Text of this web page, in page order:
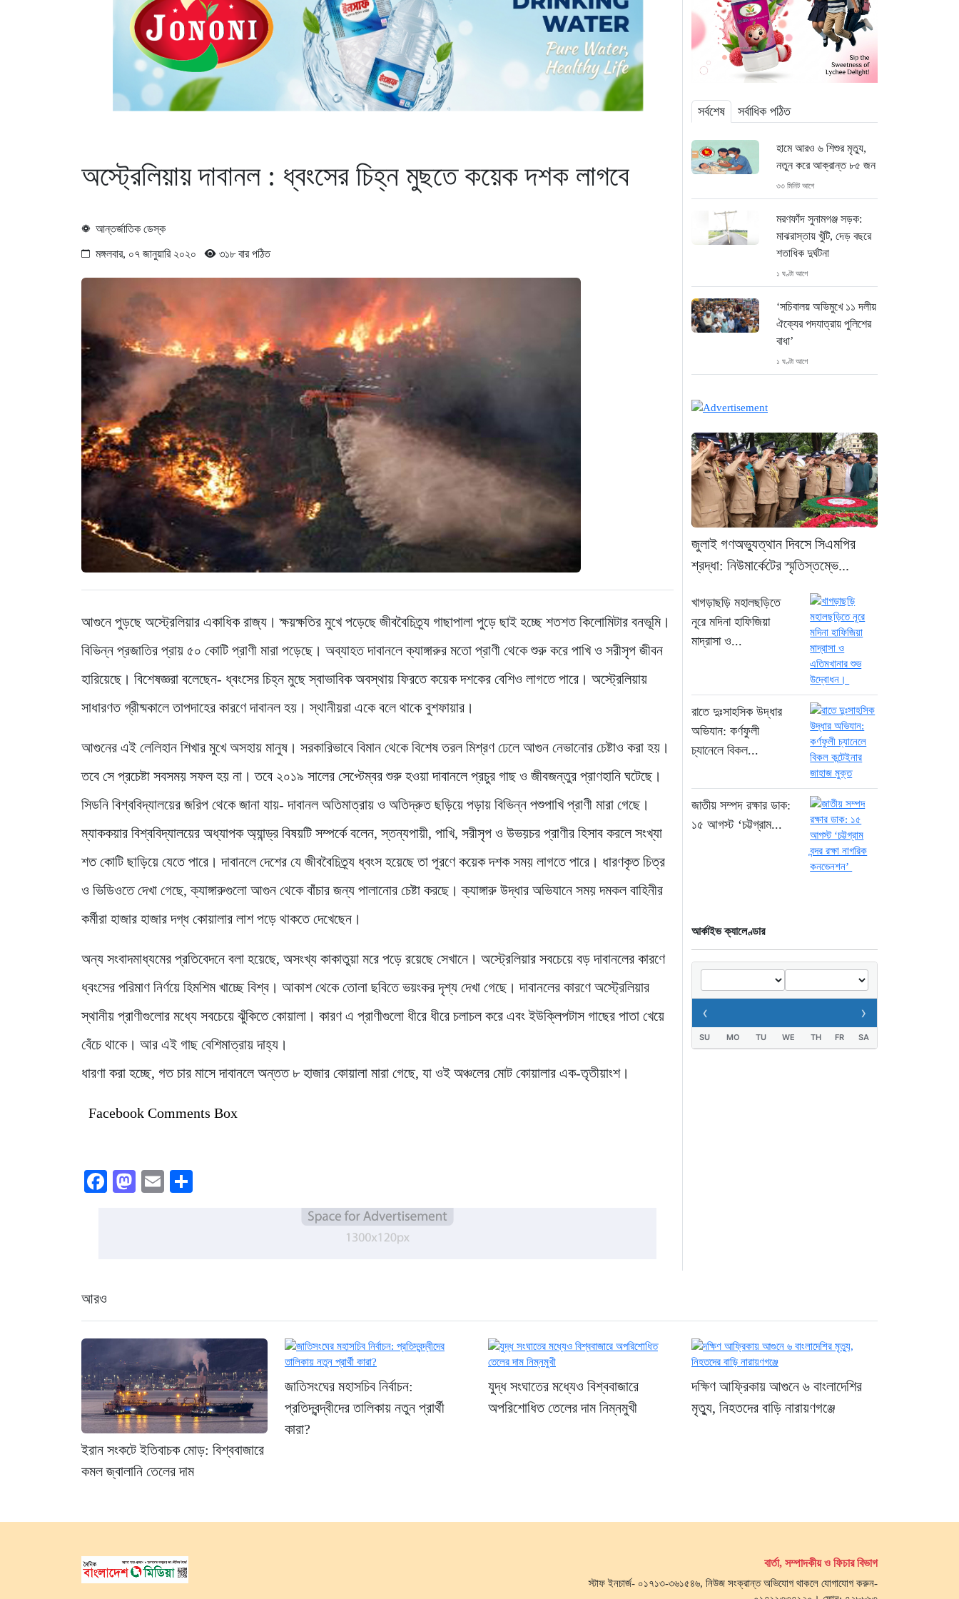
অস্ট্রেলিয়ায় দাবানল : ধ্বংসের চিহ্ন মুছতে কয়েক দশক লাগবে
আন্তর্জাতিক ডেস্ক
মঙ্গলবার, ০৭ জানুয়ারি ২০২০ ৩১৮ বার পঠিত
আগুনে পুড়ছে অস্ট্রেলিয়ার একাধিক রাজ্য। ক্ষয়ক্ষতির মুখে পড়েছে জীববৈচিত্র্য গাছাপালা পুড়ে ছাই হচ্ছে শতশত কিলোমিটার বনভূমি।
বিভিন্ন প্রজাতির প্রায় ৫০ কোটি প্রাণী মারা পড়েছে। অব্যাহত দাবানলে ক্যাঙ্গারুর মতো প্রাণী থেকে শুরু করে পাখি ও সরীসৃপ জীবন
হারিয়েছে। বিশেষজ্ঞরা বলেছেন- ধ্বংসের চিহ্ন মুছে স্বাভাবিক অবস্থায় ফিরতে কয়েক দশকের বেশিও লাগতে পারে। অস্ট্রেলিয়ায়
সাধারণত গ্রীষ্মকালে তাপদাহের কারণে দাবানল হয়। স্থানীয়রা একে বলে থাকে বুশফায়ার।
আগুনের এই লেলিহান শিখার মুখে অসহায় মানুষ। সরকারিভাবে বিমান থেকে বিশেষ তরল মিশ্রণ ঢেলে আগুন নেভানোর চেষ্টাও করা হয়।
তবে সে প্রচেষ্টা সবসময় সফল হয় না। তবে ২০১৯ সালের সেপ্টেম্বর শুরু হওয়া দাবানলে প্রচুর গাছ ও জীবজন্তুর প্রাণহানি ঘটেছে।
সিডনি বিশ্ববিদ্যালয়ের জরিপ থেকে জানা যায়- দাবানল অতিমাত্রায় ও অতিদ্রুত ছড়িয়ে পড়ায় বিভিন্ন পশুপাখি প্রাণী মারা গেছে।
ম্যাককয়ার বিশ্ববিদ্যালয়ের অধ্যাপক অ্যান্ড্র বিষয়টি সম্পর্কে বলেন, স্তন্যপায়ী, পাখি, সরীসৃপ ও উভয়চর প্রাণীর হিসাব করলে সংখ্যা
শত কোটি ছাড়িয়ে যেতে পারে। দাবানলে দেশের যে জীববৈচিত্র্য ধ্বংস হয়েছে তা পূরণে কয়েক দশক সময় লাগতে পারে। ধারণকৃত চিত্র
ও ভিডিওতে দেখা গেছে, ক্যাঙ্গারুগুলো আগুন থেকে বাঁচার জন্য পালানোর চেষ্টা করছে। ক্যাঙ্গারু উদ্ধার অভিযানে সময় দমকল বাহিনীর
কর্মীরা হাজার হাজার দগ্ধ কোয়ালার লাশ পড়ে থাকতে দেখেছেন।
অন্য সংবাদমাধ্যমের প্রতিবেদনে বলা হয়েছে, অসংখ্য কাকাতুয়া মরে পড়ে রয়েছে সেখানে। অস্ট্রেলিয়ার সবচেয়ে বড় দাবানলের কারণে
ধ্বংসের পরিমাণ নির্ণয়ে হিমশিম খাচ্ছে বিশ্ব। আকাশ থেকে তোলা ছবিতে ভয়ংকর দৃশ্য দেখা গেছে। দাবানলের কারণে অস্ট্রেলিয়ার
স্থানীয় প্রাণীগুলোর মধ্যে সবচেয়ে ঝুঁকিতে কোয়ালা। কারণ এ প্রাণীগুলো ধীরে ধীরে চলাচল করে এবং ইউক্লিপটাস গাছের পাতা খেয়ে
বেঁচে থাকে। আর এই গাছ বেশিমাত্রায় দাহ্য।
ধারণা করা হচ্ছে, গত চার মাসে দাবানলে অন্তত ৮ হাজার কোয়ালা মারা গেছে, যা ওই অঞ্চলের মোট কোয়ালার এক-তৃতীয়াংশ।
Facebook Comments Box
Facebook
Mastodon
Email
সর্বশেষ সর্বাধিক পঠিত
হামে আরও ৬ শিশুর মৃত্যু,
নতুন করে আক্রান্ত ৮৫ জন
৩৩ মিনিট আগে
মরণফাঁদ সুনামগঞ্জ সড়ক:
মাঝরাস্তায় খুঁটি, দেড় বছরে
শতাধিক দুর্ঘটনা
১ ঘণ্টা আগে
‘সচিবালয় অভিমুখে ১১ দলীয়
ঐক্যের পদযাত্রায় পুলিশের
বাধা’
১ ঘণ্টা আগে
১ ঘণ্টা আগে
দেশ ছাড়ার পর হাসিনা
পরিবারের সদস্যরা এখন
কোথায়?
২ ঘণ্টা আগে
ইরান সংকটে ইতিবাচক মোড়:
তেলের দাম
নারায়ণগঞ্জ তোলারাম কলেজে
ছাত্রদল-শিবির সংঘর্ষ,
ক্যাম্পাসে উত্তেজনা
১ দিন আগে
“বায়ুদূষণে শীর্ষে কিনশাসা,
ঢাকার বাতাস এখন
স্বস্তিদায়ক”
১ দিন আগে
“জনগণের জন্য গণতন্ত্র
চিরস্থায়ী করার প্রত্যয়
ভারপ্রাপ্ত রাষ্ট্রপতির”
পুষ্পস্তবক অর্পণ
১ দিন আগে
জুলাই গণঅভ্যুত্থান দিবসে সিএমপির
শ্রদ্ধা: নিউমার্কেটের স্মৃতিস্তম্ভে...
খাগড়াছড়ি মহালছড়িতে
নূরে মদিনা হাফিজিয়া
মাদ্রাসা ও...
রাতে দুঃসাহসিক উদ্ধার
অভিযান: কর্ণফুলী
চ্যানেলে বিকল...
জাতীয় সম্পদ রক্ষার ডাক:
১৫ আগস্ট ‘চট্টগ্রাম...
আর্কাইভ ক্যালেণ্ডার
‹ ›
SU MO TU WE TH FR SA
আরও
ইরান সংকটে ইতিবাচক মোড়: বিশ্ববাজারে
কমল জ্বালানি তেলের দাম
জাতিসংঘের মহাসচিব নির্বাচন:
প্রতিদ্বন্দ্বীদের তালিকায় নতুন প্রার্থী
কারা?
যুদ্ধ সংঘাতের মধ্যেও বিশ্ববাজারে
অপরিশোধিত তেলের দাম নিম্নমুখী
দক্ষিণ আফ্রিকায় আগুনে ৬ বাংলাদেশির
মৃত্যু, নিহতদের বাড়ি নারায়ণগঞ্জে
বার্তা, সম্পাদকীয় ও ফিচার বিভাগ
স্টাফ ইনচার্জ- ০১৭১৩-৩৬১৫৪৬, নিউজ সংক্রান্ত অভিযোগ থাকলে যোগাযোগ করুন-